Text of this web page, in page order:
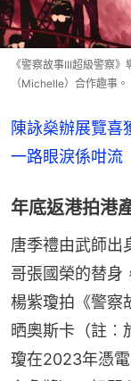
《警察故事III超級警察
（Michelle）合作趣事。
陳詠燊辦展覽喜
一路眼淚係咁流
年底返港拍港
唐季禮由武師出
哥張國榮的替身
楊紫瓊拍《警察
晒奧斯卡（註︰
瓊在2023年憑